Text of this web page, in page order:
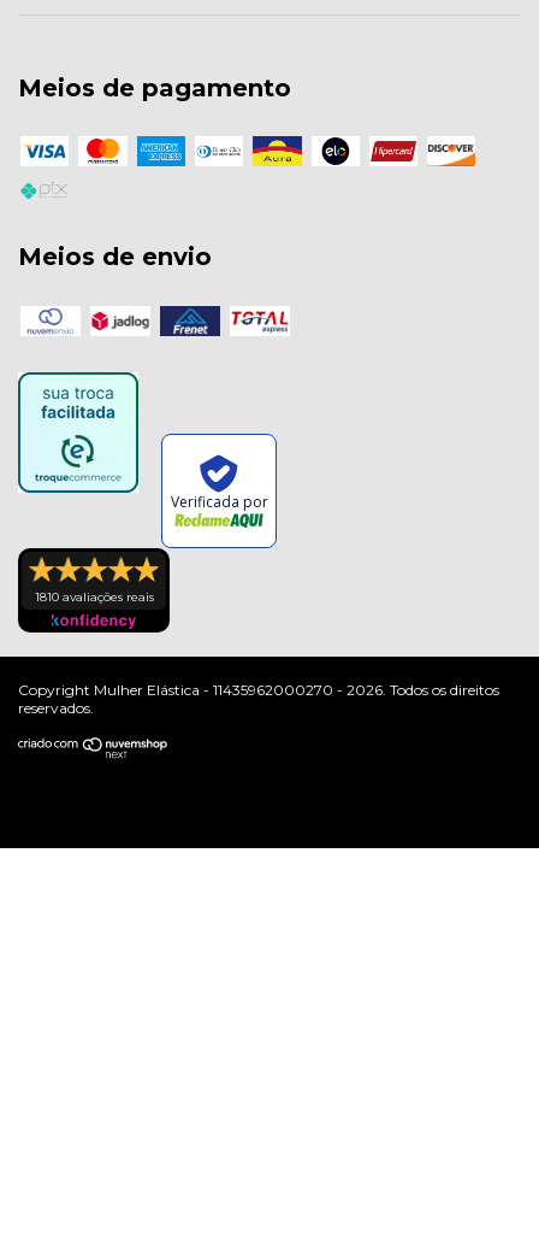
Meios de pagamento
Meios de envio
Verificada por
1810 avaliações reais
Copyright Mulher Elástica - 11435962000270 - 2026. Todos os direitos
reservados.